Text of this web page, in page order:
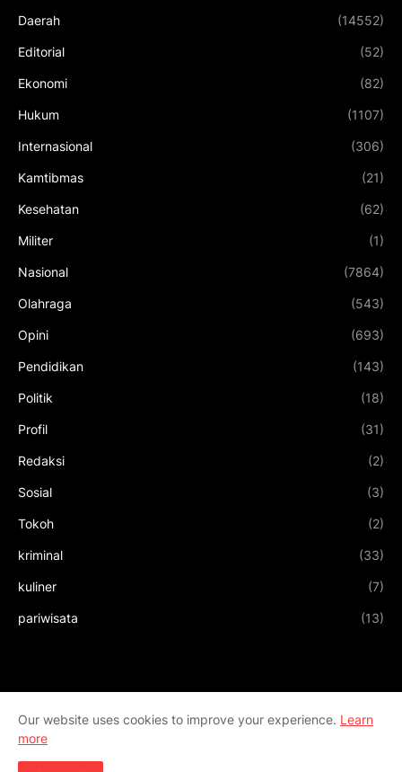
Daerah (14552)
Editorial (52)
Ekonomi (82)
Hukum (1107)
Internasional (306)
Kamtibmas (21)
Kesehatan (62)
Militer (1)
Nasional (7864)
Olahraga (543)
Opini (693)
Pendidikan (143)
Politik (18)
Profil (31)
Redaksi (2)
Sosial (3)
Tokoh (2)
kriminal (33)
kuliner (7)
pariwisata (13)
Our website uses cookies to improve your experience. Learn
more